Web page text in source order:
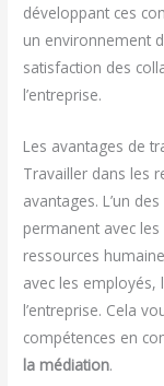
développant ces
un environnement
satisfaction des
l’entreprise.
Les avantages de
Travailler dans les
avantages. L’un
permanent avec
ressources
avec les employés,
l’entreprise. Cela
compétences en
la médiation.